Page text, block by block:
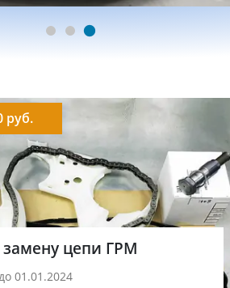
цепи ГРМ
01.01.2024
руб.